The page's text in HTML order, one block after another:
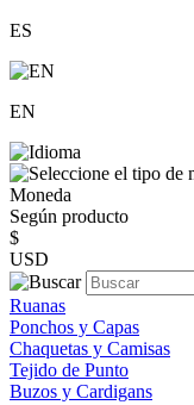
ES
EN
Moneda
Según producto
$
USD
Ruanas
Ponchos y Capas
Chaquetas y Camisas
Tejido de Punto
Buzos y Cardigans